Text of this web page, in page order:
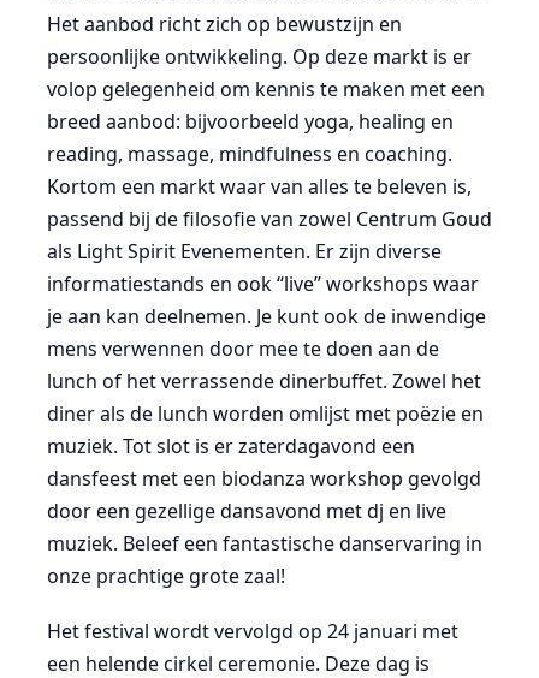
Het aanbod richt zich op bewustzijn en
persoonlijke ontwikkeling. Op deze markt is er
volop gelegenheid om kennis te maken met een
breed aanbod: bijvoorbeeld yoga, healing en
reading, massage, mindfulness en coaching.
Kortom een markt waar van alles te beleven is,
passend bij de filosofie van zowel Centrum Goud
als Light Spirit Evenementen. Er zijn diverse
informatiestands en ook “live” workshops waar
je aan kan deelnemen. Je kunt ook de inwendige
mens verwennen door mee te doen aan de
lunch of het verrassende dinerbuffet. Zowel het
diner als de lunch worden omlijst met poëzie en
muziek. Tot slot is er zaterdagavond een
dansfeest met een biodanza workshop gevolgd
door een gezellige dansavond met dj en live
muziek. Beleef een fantastische danservaring in
onze prachtige grote zaal!
Het festival wordt vervolgd op 24 januari met
een helende cirkel ceremonie. Deze dag is